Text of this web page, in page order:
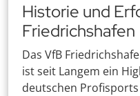
Historie und
Friedrichshafen
Das VfB
ist seit Langem ein
deutschen